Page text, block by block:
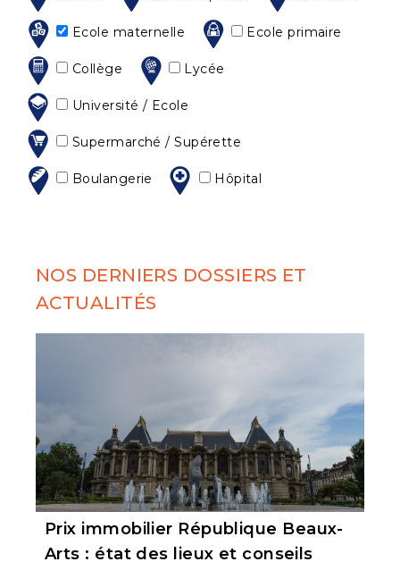
Ecole maternelle Ecole primaire
Collège Lycée
Université / Ecole
Supermarché / Supérette
Boulangerie Hôpital
NOS DERNIERS DOSSIERS ET
ACTUALITÉS
Prix immobilier République Beaux-
Arts : état des lieux et conseils